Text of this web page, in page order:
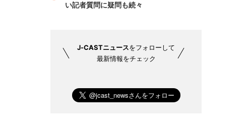
い記者質問に疑問も続々
J-CASTニュースをフォローして
最新情報をチェック